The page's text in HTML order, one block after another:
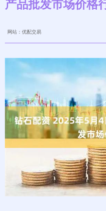
产品批发市场价格
网站：优配交易